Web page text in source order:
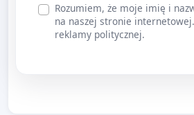
Rozumiem, że moje imię i
na naszej stronie
reklamy politycznej.